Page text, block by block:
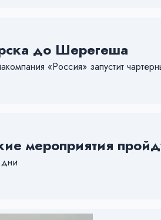
до Шерегеша
«Россия» запустит
мероприятия